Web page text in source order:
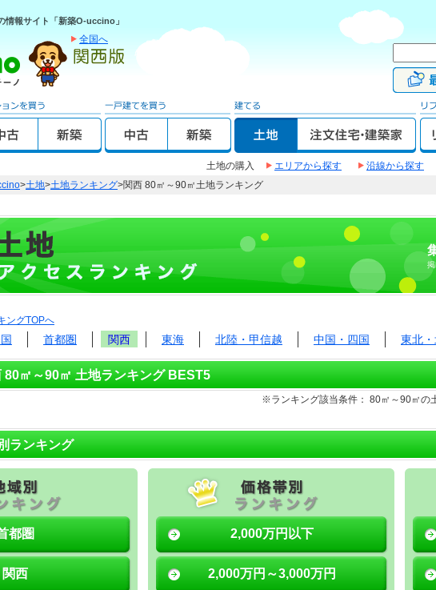
情報サイト「新築O-uccino」
全国へ
土地の購入 エリアから探す 沿線から探す
>土地>土地ランキング>関西 80㎡～90㎡土地ランキング
ングTOPへ
首都圏 関西 東海 北陸・甲信越 中国・四国 東北
80㎡～90㎡ 土地ランキング BEST5
※ランキング該当条件： 80㎡～90㎡の
ランキング
都圏
関西
2,000万円以下
2,000万円～3,000万円